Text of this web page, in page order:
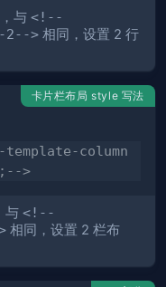
与 <!--
2--> 相同，设置 2 行
卡片栏布局 style 写法
column
>
与 <!--
相同，设置 2 栏布